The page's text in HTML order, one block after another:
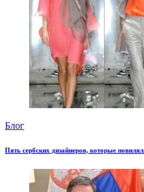
Блог
Пять сербских дизайнеров, которые